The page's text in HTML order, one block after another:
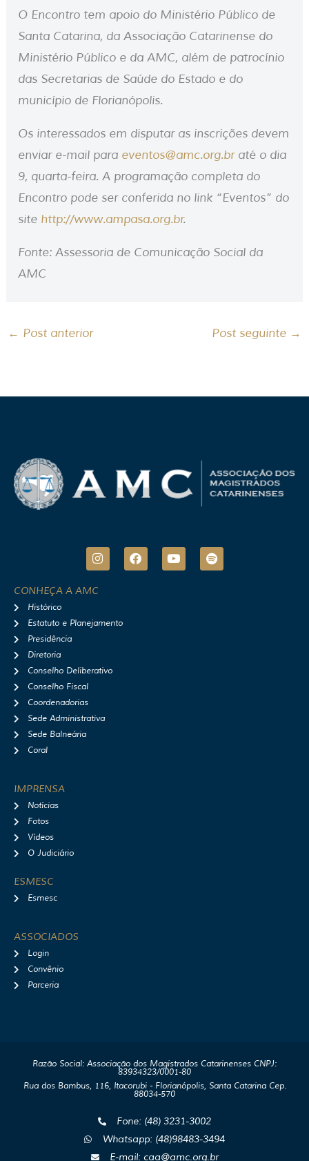
O Encontro tem apoio do Ministério Público de
Santa Catarina, da Associação Catarinense do
Ministério Público e da AMC, além de patrocínio
das Secretarias de Saúde do Estado e do
município de Florianópolis.
Os interessados em disputar as inscrições devem
enviar e-mail para eventos@amc.org.braté o dia
9, quarta-feira. A programação completa do
Encontro pode ser conferida no link “Eventos” do
site http://www.ampasa.org.br.
Fonte: Assessoria de Comunicação Social da
AMC
← Post anterior Post seguinte →
I
n
t
r
F
a
Y
o
S
p
CONHEÇA A AMC
Histórico
Estatuto e Planejamento
Presidência
Diretoria
Conselho Deliberativo
Conselho Fiscal
Coordenadorias
Sede Administrativa
Sede Balneária
Coral
IMPRENSA
Notícias
Fotos
Vídeos
O Judiciário
ESMESC
Esmesc
ASSOCIADOS
Login
Convênio
Parceria
Razão Social: Associação dos Magistrados Catarinenses CNPJ:
83934323/0001-80
Rua dos Bambus, 116, Itacorubi - Florianópolis, Santa Catarina Cep.
88034-570
Fone: (48) 3231-3002
Whatsapp: (48)98483-3494
E-mail: caa@amc.org.br